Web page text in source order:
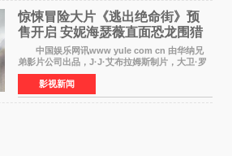
惊悚冒险大片《逃出绝命街》预
售开启 安妮海瑟薇直面恐龙围猎
中国娱乐网讯www yule com cn 由华纳兄
弟影片公司出品，J·J·艾布拉姆斯制片，大卫·罗
伯特·米切尔执导，好莱坞巨星安妮·海瑟薇和伊万
·麦克格雷格领衔主演的2026暑期惊悚冒险大片
《逃出绝
影视新闻